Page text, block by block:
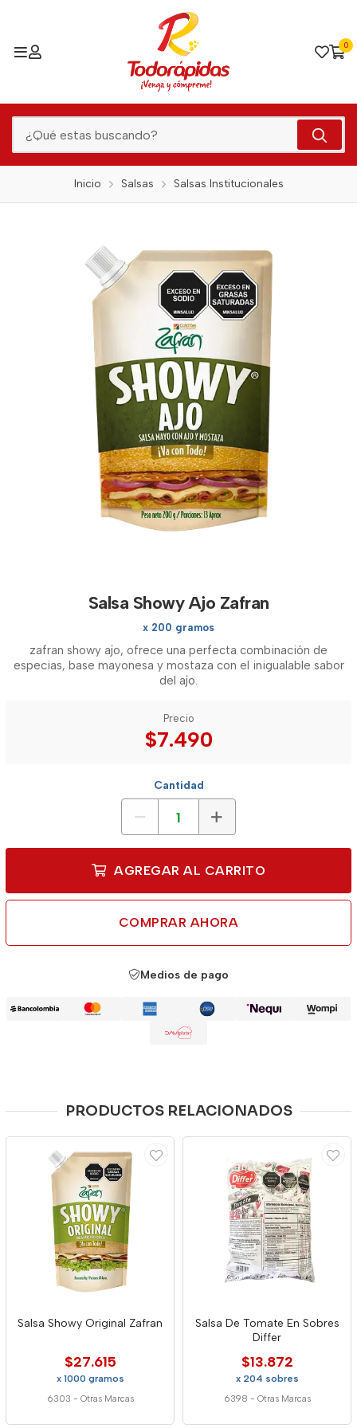
0
Inicio Salsas Salsas Institucionales
Salsa Showy Ajo Zafran
x 200 gramos
zafran showy ajo, ofrece una perfecta combinación de
especias, base mayonesa y mostaza con el inigualable sabor
del ajo.
Precio
$7.490
Cantidad
AGREGAR AL CARRITO
COMPRAR AHORA
Medios de pago
PRODUCTOS RELACIONADOS
Salsa Showy Original Zafran
$27.615
x 1000 gramos
6303 - Otras Marcas
Salsa De Tomate En Sobres
Differ
$13.872
x 204 sobres
6398 - Otras Marcas